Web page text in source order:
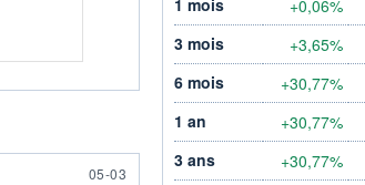
5 MARCH
05-03
+0,06%
3 mois
+3,65%
6 mois
+30,77%
1 an
+30,77%
3 ans
+30,77%